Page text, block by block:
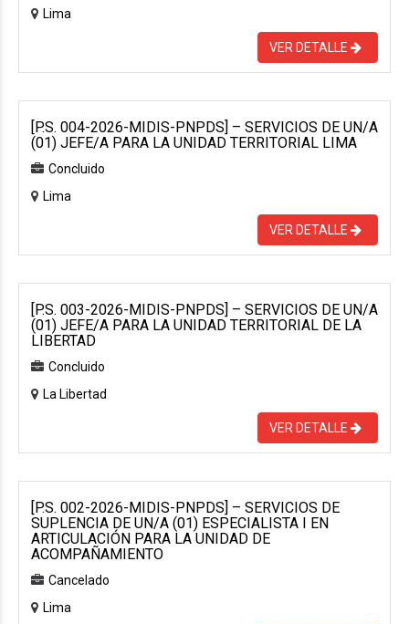
Lima
VER DETALLE
[P.S. 004-2026-MIDIS-PNPDS] – SERVICIOS DE UN/A
(01) JEFE/A PARA LA UNIDAD TERRITORIAL LIMA
Concluido
Lima
VER DETALLE
[P.S. 003-2026-MIDIS-PNPDS] – SERVICIOS DE UN/A
(01) JEFE/A PARA LA UNIDAD TERRITORIAL DE LA
LIBERTAD
Concluido
La Libertad
VER DETALLE
[P.S. 002-2026-MIDIS-PNPDS] – SERVICIOS DE
SUPLENCIA DE UN/A (01) ESPECIALISTA I EN
ARTICULACIÓN PARA LA UNIDAD DE
ACOMPAÑAMIENTO
Cancelado
Lima